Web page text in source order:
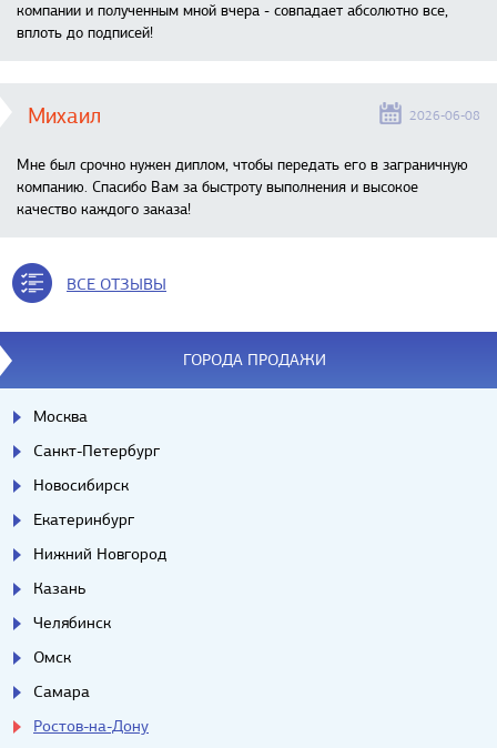
компании и полученным мной вчера - совпадает абсолютно все,
вплоть до подписей!
Михаил 2026-06-08
Мне был срочно нужен диплом, чтобы передать его в заграничную
компанию. Спасибо Вам за быстроту выполнения и высокое
качество каждого заказа!
ВСЕ ОТЗЫВЫ
ГОРОДА ПРОДАЖИ
Москва
Санкт-Петербург
Новосибирск
Екатеринбург
Нижний Новгород
Казань
Челябинск
Омск
Самара
Ростов-на-Дону